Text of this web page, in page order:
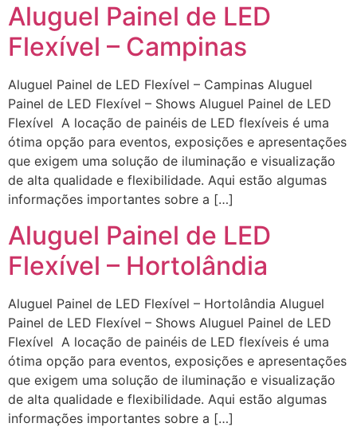
Aluguel Painel de LED
Flexível – Campinas
Aluguel Painel de LED Flexível – Campinas Aluguel
Painel de LED Flexível – Shows Aluguel Painel de LED
Flexível A locação de painéis de LED flexíveis é uma
ótima opção para eventos, exposições e apresentações
que exigem uma solução de iluminação e visualização
de alta qualidade e flexibilidade. Aqui estão algumas
informações importantes sobre a […]
Aluguel Painel de LED
Flexível – Hortolândia
Aluguel Painel de LED Flexível – Hortolândia Aluguel
Painel de LED Flexível – Shows Aluguel Painel de LED
Flexível A locação de painéis de LED flexíveis é uma
ótima opção para eventos, exposições e apresentações
que exigem uma solução de iluminação e visualização
de alta qualidade e flexibilidade. Aqui estão algumas
informações importantes sobre a […]